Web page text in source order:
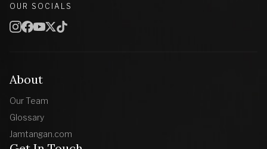
About
Our Team
Glossary
Jamtangan.com
OUR SOCIALS